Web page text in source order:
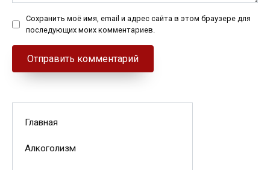
Сохранить моё имя, email и адрес сайта в этом браузере для
последующих моих комментариев.
Главная
Алкоголизм